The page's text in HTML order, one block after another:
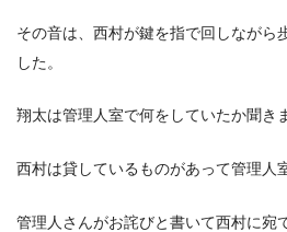
その音は、西村が鍵を指で回しながら
した。
翔太は管理人室で何をしていたか聞き
西村は貸しているものがあって管理人
管理人さんがお詫びと書いて西村に宛